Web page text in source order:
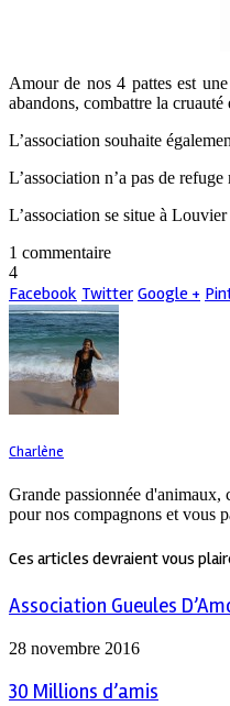
Amour de nos 4 pattes est
abandons, combattre la cruauté
L’association souhaite
L’association n’a pas de
L’association se situe à
1 commentaire
4
Facebook Twitter Google +
Charlène
Grande passionnée d'animaux,
pour nos compagnons et vous
Ces articles devraient vous
Association Gueules
28 novembre 2016
30 Millions d’amis